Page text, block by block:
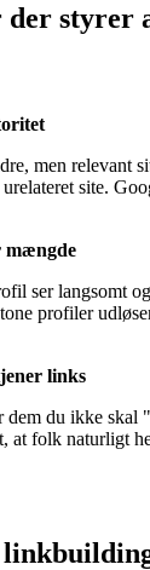
styrer
men relevant
site.
mængde
ser langsomt
profiler
links
dem du ikke skal
at folk naturligt